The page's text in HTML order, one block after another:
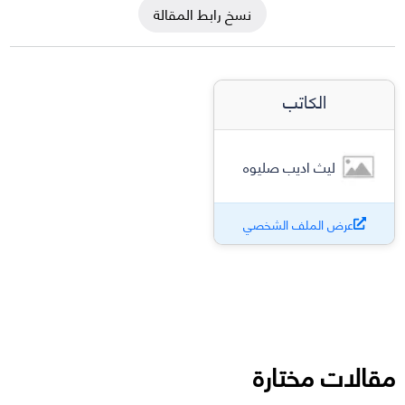
نسخ رابط المقالة
الكاتب
ليث اديب صليوه
عرض الملف الشخصي
مقالات مختارة